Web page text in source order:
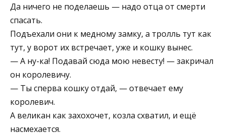
Да ничего не поделаешь — надо отца от смерти
спасать.
Подъехали они к медному замку, а тролль тут как
тут, у ворот их встречает, уже и кошку вынес.
— А ну-ка! Подавай сюда мою невесту! — закричал
он королевичу.
— Ты сперва кошку отдай, — отвечает ему
королевич.
А великан как захохочет, козла схватил, и ещё
насмехается.